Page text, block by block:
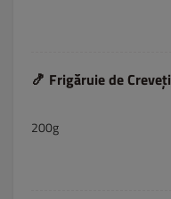
🍤 Frigăruie de Creveți
200g